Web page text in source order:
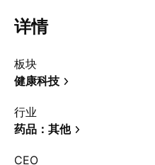
详情
板块
健康科技
行业
药品：其他
CEO